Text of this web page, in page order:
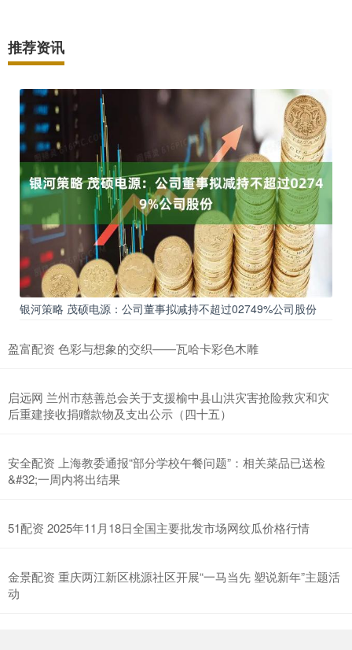
推荐资讯
银河策略 茂硕电源：公司董事拟减持不超过02749%公司股份
盈富配资 色彩与想象的交织——瓦哈卡彩色木雕
启远网 兰州市慈善总会关于支援榆中县山洪灾害抢险救灾和灾
后重建接收捐赠款物及支出公示（四十五）
安全配资 上海教委通报“部分学校午餐问题”：相关菜品已送检
&#32;一周内将出结果
51配资 2025年11月18日全国主要批发市场网纹瓜价格行情
金景配资 重庆两江新区桃源社区开展“一马当先 塑说新年”主题活
动